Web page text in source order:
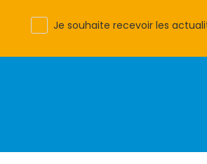
Je souhaite recevoir les